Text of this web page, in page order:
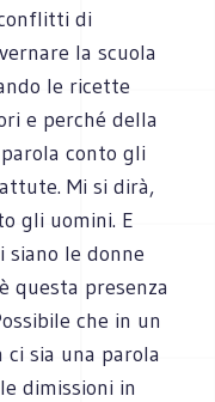
di
la scuola
le ricette
e perché della
conto gli
Mi si dirà,
gli uomini. E
siano le donne
questa presenza
che in un
sia una parola
dimissioni in